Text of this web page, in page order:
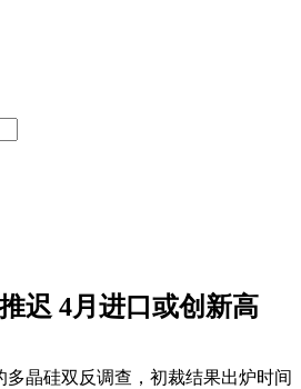
迟 4月进口或创新高
晶硅双反调查，初裁结果出炉时间